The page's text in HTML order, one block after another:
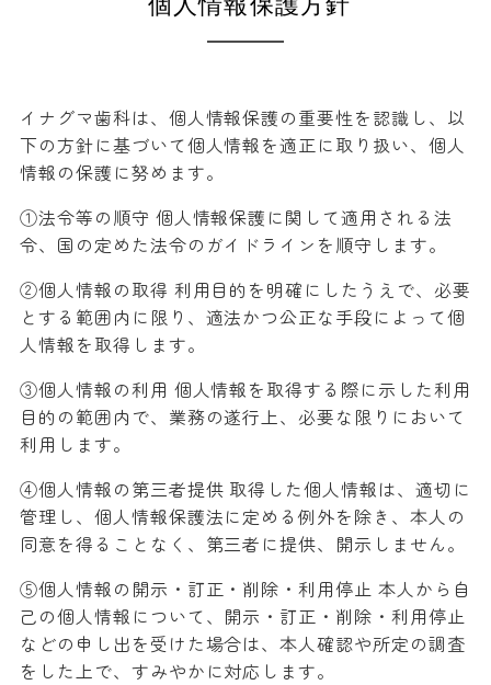
イナグマ歯科は、個人情報保護の重要性を認識し、以
下の方針に基づいて個人情報を適正に取り扱い、個人
情報の保護に努めます。
①法令等の順守 個人情報保護に関して適用される法
令、国の定めた法令のガイドラインを順守します。
②個人情報の取得 利用目的を明確にしたうえで、必要
とする範囲内に限り、適法かつ公正な手段によって個
人情報を取得します。
③個人情報の利用 個人情報を取得する際に示した利用
目的の範囲内で、業務の遂行上、必要な限りにおいて
利用します。
④個人情報の第三者提供 取得した個人情報は、適切に
管理し、個人情報保護法に定める例外を除き、本人の
同意を得ることなく、第三者に提供、開示しません。
⑤個人情報の開示・訂正・削除・利用停止 本人から自
己の個人情報について、開示・訂正・削除・利用停止
などの申し出を受けた場合は、本人確認や所定の調査
をした上で、すみやかに対応します。